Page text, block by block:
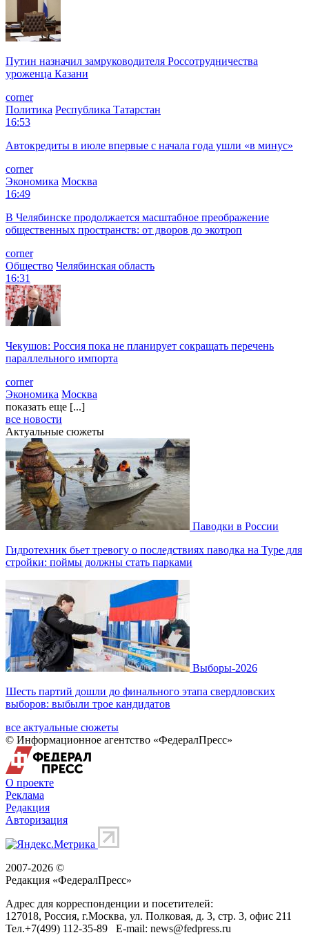
Путин назначил замруководителя Россотрудничества
уроженца Казани
corner
Политика Республика Татарстан
16:53
Автокредиты в июле впервые с начала года ушли «в минус»
corner
Экономика Москва
16:49
В Челябинске продолжается масштабное преображение
общественных пространств: от дворов до экотроп
corner
Общество Челябинская область
16:31
Чекушов: Россия пока не планирует сокращать перечень
параллельного импорта
corner
Экономика Москва
показать еще [...]
все новости
Актуальные сюжеты
Паводки в России
Гидротехник бьет тревогу о последствиях паводка на Туре для
стройки: поймы должны стать парками
Выборы-2026
Шесть партий дошли до финального этапа свердловских
выборов: выбыли трое кандидатов
все актуальные сюжеты
© Информационное агентство «ФедералПресс»
О проекте
Реклама
Редакция
Авторизация
2007-2026 ©
Редакция «ФедералПресс»
Адрес для корреспонденции и посетителей:
127018, Россия, г.Москва, ул. Полковая, д. 3, стр. 3, офис 211
Тел.+7(499) 112-35-89 E-mail: news@fedpress.ru